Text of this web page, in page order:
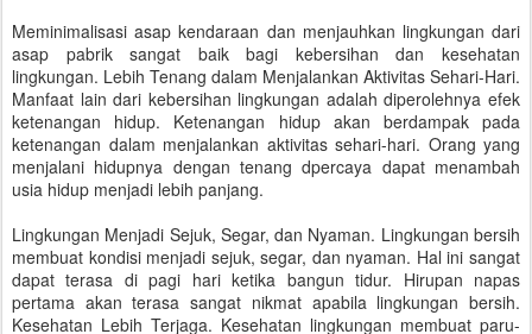
Meminimalisasi asap kendaraan dan menjauhkan lingkungan dari
asap pabrik sangat baik bagi kebersihan dan kesehatan
lingkungan. Lebih Tenang dalam Menjalankan Aktivitas Sehari-Hari.
Manfaat lain dari kebersihan lingkungan adalah diperolehnya efek
ketenangan hidup. Ketenangan hidup akan berdampak pada
ketenangan dalam menjalankan aktivitas sehari-hari. Orang yang
menjalani hidupnya dengan tenang dpercaya dapat menambah
usia hidup menjadi lebih panjang.
Lingkungan Menjadi Sejuk, Segar, dan Nyaman. Lingkungan bersih
membuat kondisi menjadi sejuk, segar, dan nyaman. Hal ini sangat
dapat terasa di pagi hari ketika bangun tidur. Hirupan napas
pertama akan terasa sangat nikmat apabila lingkungan bersih.
Kesehatan Lebih Terjaga. Kesehatan lingkungan membuat paru-